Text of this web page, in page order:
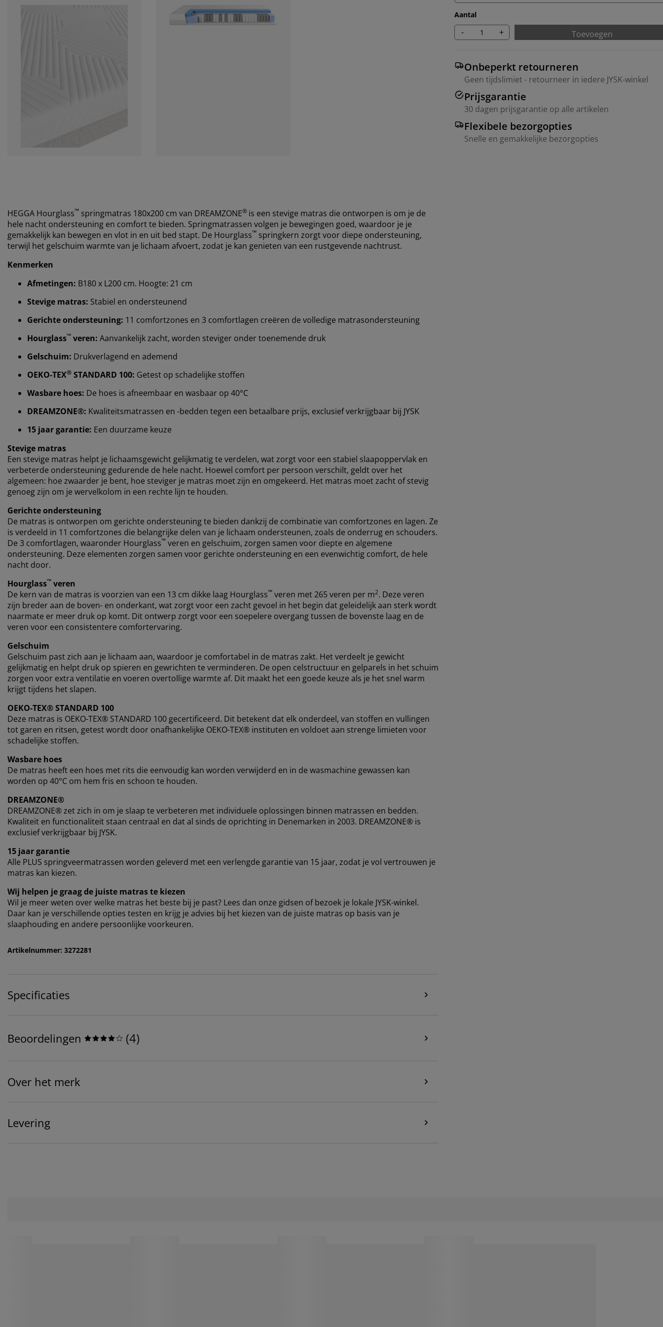
Aantal
- + Toevoegen
Onbeperkt retourneren
Geen tijdslimiet - retourneer in iedere JYSK-winkel
Prijsgarantie
30 dagen prijsgarantie op alle artikelen
Flexibele bezorgopties
Snelle en gemakkelijke bezorgopties
HEGGA Hourglass™ springmatras 180x200 cm van DREAMZONE® is een stevige matras die ontworpen is om je de
hele nacht ondersteuning en comfort te bieden. Springmatrassen volgen je bewegingen goed, waardoor je je
gemakkelijk kan bewegen en vlot in en uit bed stapt. De Hourglass™ springkern zorgt voor diepe ondersteuning,
terwijl het gelschuim warmte van je lichaam afvoert, zodat je kan genieten van een rustgevende nachtrust.
Kenmerken
Afmetingen: B180 x L200 cm. Hoogte: 21 cm
Stevige matras: Stabiel en ondersteunend
Gerichte ondersteuning: 11 comfortzones en 3 comfortlagen creëren de volledige matrasondersteuning
Hourglass™ veren: Aanvankelijk zacht, worden steviger onder toenemende druk
Gelschuim: Drukverlagend en ademend
OEKO-TEX® STANDARD 100: Getest op schadelijke stoffen
Wasbare hoes: De hoes is afneembaar en wasbaar op 40°C
DREAMZONE®: Kwaliteitsmatrassen en -bedden tegen een betaalbare prijs, exclusief verkrijgbaar bij JYSK
15 jaar garantie: Een duurzame keuze
Stevige matras
Een stevige matras helpt je ​​lichaamsgewicht gelijkmatig te verdelen, wat zorgt voor een stabiel slaapoppervlak en
verbeterde ondersteuning gedurende de hele nacht. Hoewel comfort per persoon verschilt, geldt over het
algemeen: hoe zwaarder je bent, hoe steviger je matras moet zijn en omgekeerd. Het matras moet zacht of stevig
genoeg zijn om je wervelkolom in een rechte lijn te houden.
Gerichte ondersteuning
De matras is ontworpen om gerichte ondersteuning te bieden dankzij de combinatie van comfortzones en lagen. Ze
is verdeeld in 11 comfortzones die belangrijke delen van je lichaam ondersteunen, zoals de onderrug en schouders.
De 3 comfortlagen, waaronder Hourglass™ veren en gelschuim, zorgen samen voor diepte en algemene
ondersteuning. Deze elementen zorgen samen voor gerichte ondersteuning en een evenwichtig comfort, de hele
nacht door.
Hourglass™ veren
De kern van de matras is voorzien van een 13 cm dikke laag Hourglass™ veren met 265 veren per m2. Deze veren
zijn breder aan de boven- en onderkant, wat zorgt voor een zacht gevoel in het begin dat geleidelijk aan sterk wordt
naarmate er meer druk op komt. Dit ontwerp zorgt voor een soepelere overgang tussen de bovenste laag en de
veren voor een consistentere comfortervaring.
Gelschuim
Gelschuim past zich aan je lichaam aan, waardoor je comfortabel in de matras zakt. Het verdeelt je gewicht
gelijkmatig en helpt druk op spieren en gewrichten te verminderen. De open celstructuur en gelparels in het schuim
zorgen voor extra ventilatie en voeren overtollige warmte af. Dit maakt het een goede keuze als je het snel warm
krijgt tijdens het slapen.
OEKO-TEX® STANDARD 100
Deze matras is OEKO-TEX® STANDARD 100 gecertificeerd. Dit betekent dat elk onderdeel, van stoffen en vullingen
tot garen en ritsen, getest wordt door onafhankelijke OEKO-TEX® instituten en voldoet aan strenge limieten voor
schadelijke stoffen.
Wasbare hoes
De matras heeft een hoes met rits die eenvoudig kan worden verwijderd en in de wasmachine gewassen kan
worden op 40°C om hem fris en schoon te houden.
DREAMZONE®
DREAMZONE® zet zich in om je slaap te verbeteren met individuele oplossingen binnen matrassen en bedden.
Kwaliteit en functionaliteit staan centraal en dat al sinds de oprichting in Denemarken in 2003. DREAMZONE® is
exclusief verkrijgbaar bij JYSK.
15 jaar garantie
Alle PLUS springveermatrassen worden geleverd met een verlengde garantie van 15 jaar, zodat je vol vertrouwen je
matras kan kiezen.
Wij helpen je graag de juiste matras te kiezen
Wil je meer weten over welke matras het beste bij je past? Lees dan onze gidsen of bezoek je lokale JYSK-winkel.
Daar kan je verschillende opties testen en krijg je advies bij het kiezen van de juiste matras op basis van je
slaaphouding en andere persoonlijke voorkeuren.
Artikelnummer: 3272281
Specificaties
Beoordelingen (4)
Over het merk
Levering